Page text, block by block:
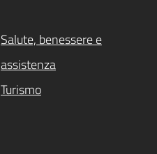
Salute, benessere e
assistenza
Turismo